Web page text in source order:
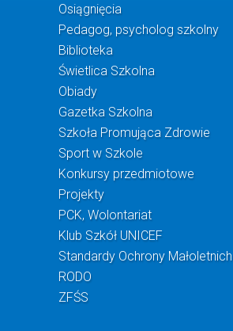
Osiągnięcia
Pedagog, psycholog szkolny
Biblioteka
Świetlica Szkolna
Obiady
Gazetka Szkolna
Szkoła Promująca Zdrowie
Sport w Szkole
Konkursy przedmiotowe
Projekty
PCK, Wolontariat
Klub Szkół UNICEF
Standardy Ochrony Małoletnich
RODO
ZFŚS